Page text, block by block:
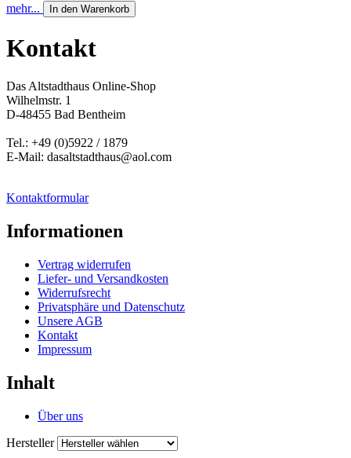
mehr... In den Warenkorb
Kontakt
Das Altstadthaus Online-Shop
Wilhelmstr. 1
D-48455 Bad Bentheim
Tel.: +49 (0)5922 / 1879
E-Mail: dasaltstadthaus@aol.com
Kontaktformular
Informationen
Vertrag widerrufen
Liefer- und Versandkosten
Widerrufsrecht
Privatsphäre und Datenschutz
Unsere AGB
Kontakt
Impressum
Inhalt
Über uns
Hersteller